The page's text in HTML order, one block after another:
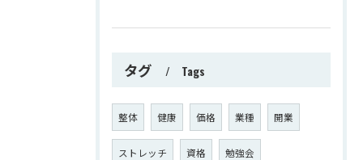
タグ Tags
整体 健康 価格 業種 開業
ストレッチ 資格 勉強会